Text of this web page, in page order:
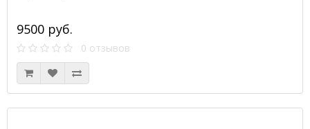
9500 руб.
0 отзывов